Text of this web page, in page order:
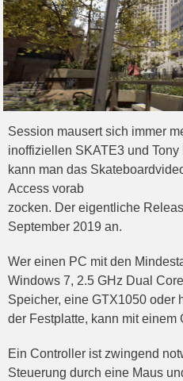
Session mausert sich immer
inoffiziellen SKATE3 und
kann man das
Access vorab
zocken. Der eigentliche
September 2019 an.
Wer einen PC mit den
Windows 7, 2.5 GHz Dual
Speicher, eine GTX1050 oder
der Festplatte, kann mit einem
Ein Controller ist zwingend
Steuerung durch eine Maus